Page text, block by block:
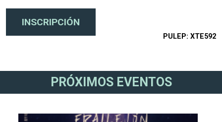
PULEP XTE592
PRÓXIMOS EVENTOS